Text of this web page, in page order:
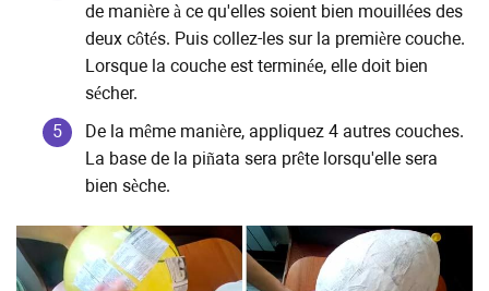
de manière à ce qu'elles soient bien mouillées des
deux côtés. Puis collez-les sur la première couche.
Lorsque la couche est terminée, elle doit bien
sécher.
De la même manière, appliquez 4 autres couches.
La base de la piñata sera prête lorsqu'elle sera
bien sèche.